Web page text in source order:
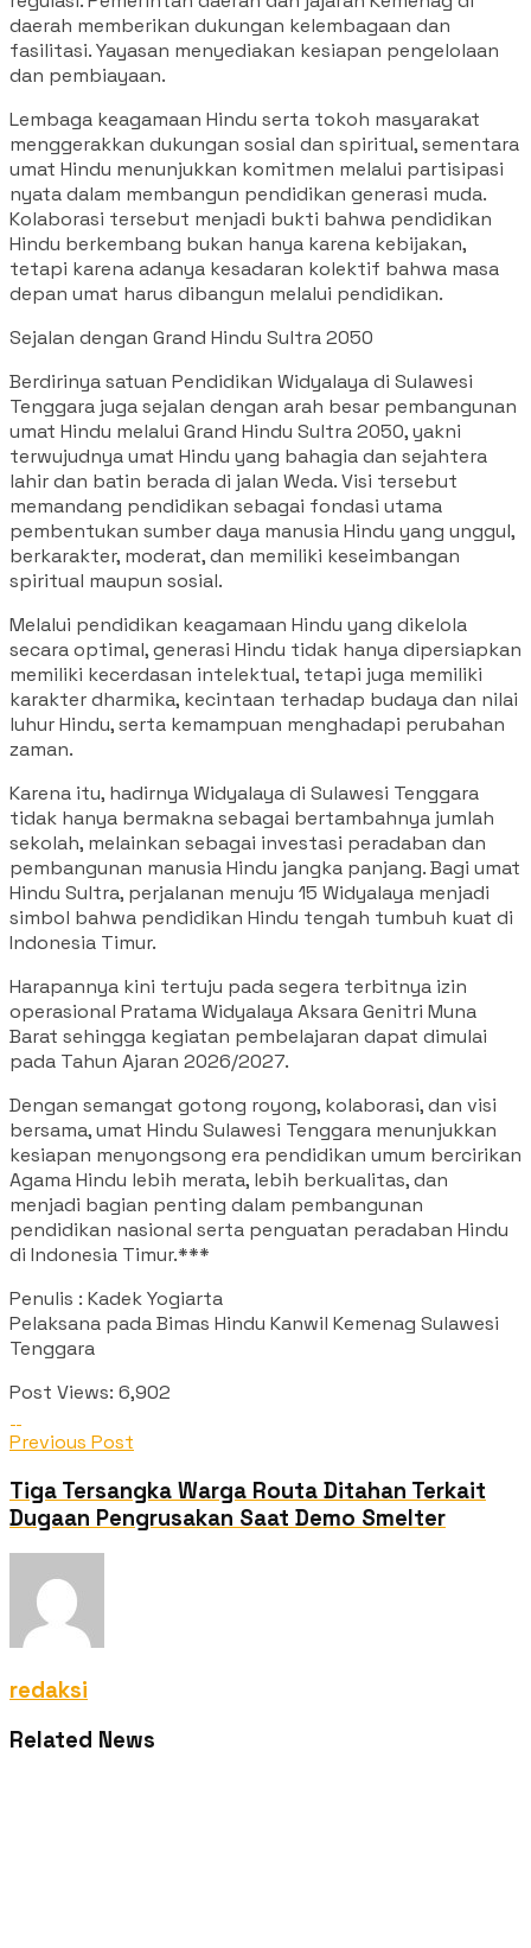
daerah memberikan dukungan kelembagaan dan
fasilitasi. Yayasan menyediakan kesiapan pengelolaan
dan pembiayaan.
Lembaga keagamaan Hindu serta tokoh masyarakat
menggerakkan dukungan sosial dan spiritual, sementara
umat Hindu menunjukkan komitmen melalui partisipasi
nyata dalam membangun pendidikan generasi muda.
Kolaborasi tersebut menjadi bukti bahwa pendidikan
Hindu berkembang bukan hanya karena kebijakan,
tetapi karena adanya kesadaran kolektif bahwa masa
depan umat harus dibangun melalui pendidikan.
Sejalan dengan Grand Hindu Sultra 2050
Berdirinya satuan Pendidikan Widyalaya di Sulawesi
Tenggara juga sejalan dengan arah besar pembangunan
umat Hindu melalui Grand Hindu Sultra 2050, yakni
terwujudnya umat Hindu yang bahagia dan sejahtera
lahir dan batin berada di jalan Weda. Visi tersebut
memandang pendidikan sebagai fondasi utama
pembentukan sumber daya manusia Hindu yang unggul,
berkarakter, moderat, dan memiliki keseimbangan
spiritual maupun sosial.
Melalui pendidikan keagamaan Hindu yang dikelola
secara optimal, generasi Hindu tidak hanya dipersiapkan
memiliki kecerdasan intelektual, tetapi juga memiliki
karakter dharmika, kecintaan terhadap budaya dan nilai
luhur Hindu, serta kemampuan menghadapi perubahan
zaman.
Karena itu, hadirnya Widyalaya di Sulawesi Tenggara
tidak hanya bermakna sebagai bertambahnya jumlah
sekolah, melainkan sebagai investasi peradaban dan
pembangunan manusia Hindu jangka panjang. Bagi umat
Hindu Sultra, perjalanan menuju 15 Widyalaya menjadi
simbol bahwa pendidikan Hindu tengah tumbuh kuat di
Indonesia Timur.
Harapannya kini tertuju pada segera terbitnya izin
operasional Pratama Widyalaya Aksara Genitri Muna
Barat sehingga kegiatan pembelajaran dapat dimulai
pada Tahun Ajaran 2026/2027.
Dengan semangat gotong royong, kolaborasi, dan visi
bersama, umat Hindu Sulawesi Tenggara menunjukkan
kesiapan menyongsong era pendidikan umum bercirikan
Agama Hindu lebih merata, lebih berkualitas, dan
menjadi bagian penting dalam pembangunan
pendidikan nasional serta penguatan peradaban Hindu
di Indonesia Timur.***
Penulis : Kadek Yogiarta
Pelaksana pada Bimas Hindu Kanwil Kemenag Sulawesi
Tenggara
Post Views: 6,902
Previous Post
Tiga Tersangka Warga Routa Ditahan Terkait
Dugaan Pengrusakan Saat Demo Smelter
redaksi
Related News